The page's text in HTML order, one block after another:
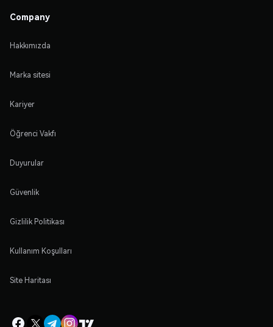
Company
Hakkımızda
Marka sitesi
Kariyer
Öğrenci Vakfı
Duyurular
Güvenlik
Gizlilik Politikası
Kullanım Koşulları
Site Haritası